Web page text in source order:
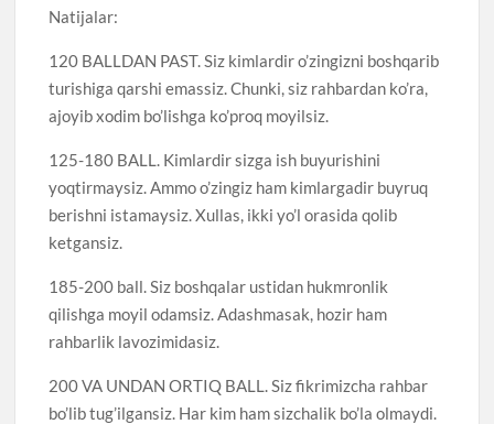
Natijalar:
120 BALLDAN PAST. Siz kimlardir o’zingizni boshqarib
turishiga qarshi emassiz. Chunki, siz rahbardan ko’ra,
ajoyib xodim bo’lishga ko’proq moyilsiz.
125-180 BALL. Kimlardir sizga ish buyurishini
yoqtirmaysiz. Ammo o’zingiz ham kimlargadir buyruq
berishni istamaysiz. Xullas, ikki yo’l orasida qolib
ketgansiz.
185-200 ball. Siz boshqalar ustidan hukmronlik
qilishga moyil odamsiz. Adashmasak, hozir ham
rahbarlik lavozimidasiz.
200 VA UNDAN ORTIQ BALL. Siz fikrimizcha rahbar
bo’lib tug’ilgansiz. Har kim ham sizchalik bo’la olmaydi.